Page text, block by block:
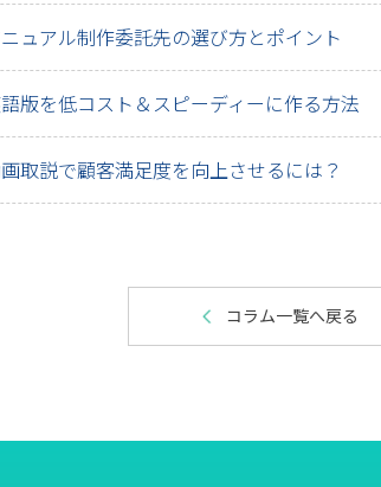
ュアル制作委託先の選び方とポイント
版を低コスト＆スピーディーに作る方法
取説で顧客満足度を向上させるには？
コラム一覧へ戻る